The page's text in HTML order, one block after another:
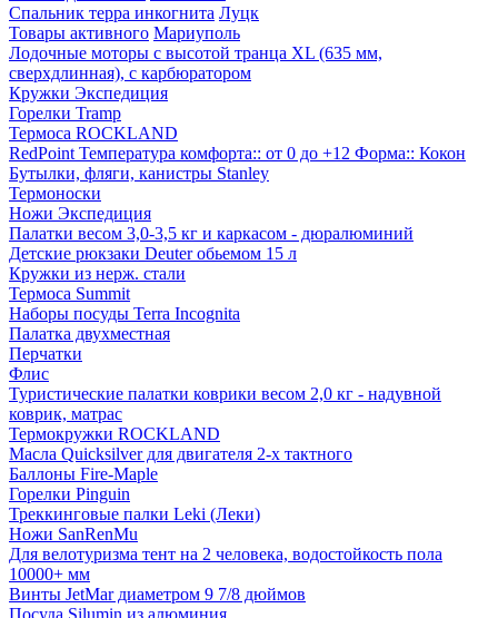
Спальник терра инкогнита Луцк
Товары активного Мариуполь
Лодочные моторы с высотой транца XL (635 мм,
сверхдлинная), с карбюратором
Кружки Экспедиция
Горелки Tramp
Термоса ROCKLAND
RedPoint Температура комфорта:: от 0 до +12 Форма:: Кокон
Бутылки, фляги, канистры Stanley
Термоноски
Ножи Экспедиция
Палатки весом 3,0-3,5 кг и каркасом - дюралюминий
Детские рюкзаки Deuter обьемом 15 л
Кружки из нерж. стали
Термоса Summit
Наборы посуды Terra Incognita
Палатка двухместная
Перчатки
Флис
Туристические палатки коврики весом 2,0 кг - надувной
коврик, матрас
Термокружки ROCKLAND
Масла Quicksilver для двигателя 2-х тактного
Баллоны Fire-Maple
Горелки Pinguin
Треккинговые палки Leki (Леки)
Ножи SanRenMu
Для велотуризма тент на 2 человека, водостойкость пола
10000+ мм
Винты JetMar диаметром 9 7/8 дюймов
Посуда Silumin из алюминия